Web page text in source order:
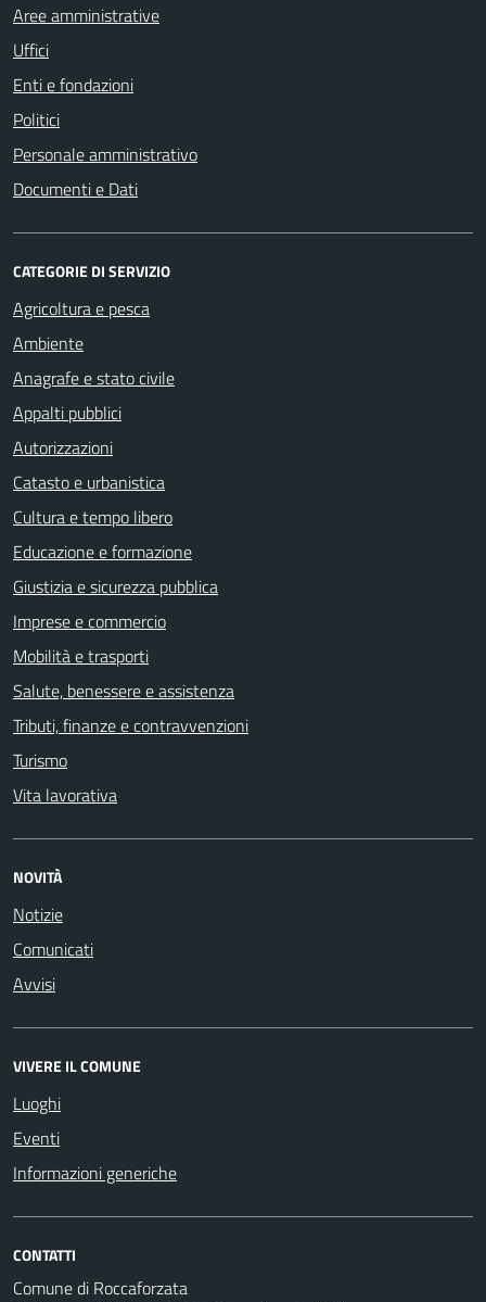
Aree amministrative
Uffici
Enti e fondazioni
Politici
Personale amministrativo
Documenti e Dati
CATEGORIE DI SERVIZIO
Agricoltura e pesca
Ambiente
Anagrafe e stato civile
Appalti pubblici
Autorizzazioni
Catasto e urbanistica
Cultura e tempo libero
Educazione e formazione
Giustizia e sicurezza pubblica
Imprese e commercio
Mobilità e trasporti
Salute, benessere e assistenza
Tributi, finanze e contravvenzioni
Turismo
Vita lavorativa
NOVITÀ
Notizie
Comunicati
Avvisi
VIVERE IL COMUNE
Luoghi
Eventi
Informazioni generiche
CONTATTI
Comune di Roccaforzata